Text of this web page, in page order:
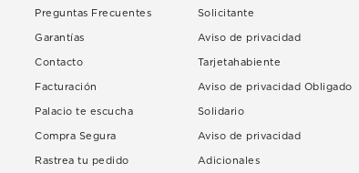
Preguntas Frecuentes
Garantías
Contacto
Facturación
Palacio te escucha
Compra Segura
Rastrea tu pedido
Solicitante
Aviso de privacidad
Tarjetahabiente
Aviso de privacidad Obligado
Solidario
Aviso de privacidad
Adicionales